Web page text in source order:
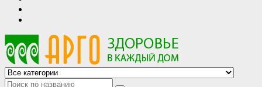
АРГО интернет магазин, доставка в Москве и по всей России
АРГО каталог каталог продукции, официальные цены